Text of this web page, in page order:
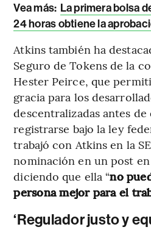
Vea más: La primera bolsa
24 horas obtiene la
Atkins también ha
Seguro de Tokens de la
Hester Peirce, que
gracia para los
descentralizadas antes de
registrarse bajo la ley
trabajó con Atkins en la
nominación en un post
diciendo que ella “no
persona mejor para el
‘Regulador justo y